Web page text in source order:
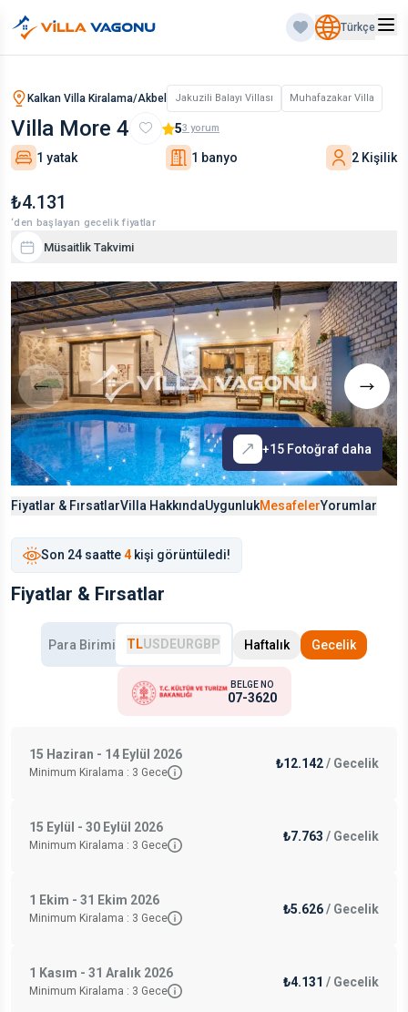
Türkçe
Kalkan Villa Kiralama/Akbel Jakuzili Balayı Villası Muhafazakar Villa
Villa More 4 53 yorum
1 yatak 1 banyo 2 Kişilik
₺4.131
‘den başlayan gecelik fiyatlar
Müsaitlik Takvimi
+15 Fotoğraf daha
Fiyatlar & FırsatlarVilla HakkındaUygunlukMesafelerYorumlar
Son 24 saatte4 kişi görüntüledi!
Fiyatlar & Fırsatlar
Para Birimi TLUSD EURGBP Haftalık Gecelik
BELGE NO
07-3620
15 Haziran - 14 Eylül 2026
Minimum Kiralama : 3 Gece
₺12.142/ Gecelik
15 Eylül - 30 Eylül 2026
Minimum Kiralama : 3 Gece
₺7.763 / Gecelik
1 Ekim - 31 Ekim 2026
Minimum Kiralama : 3 Gece
₺5.626/ Gecelik
1 Kasım - 31 Aralık 2026
Minimum Kiralama : 3 Gece
₺4.131 / Gecelik